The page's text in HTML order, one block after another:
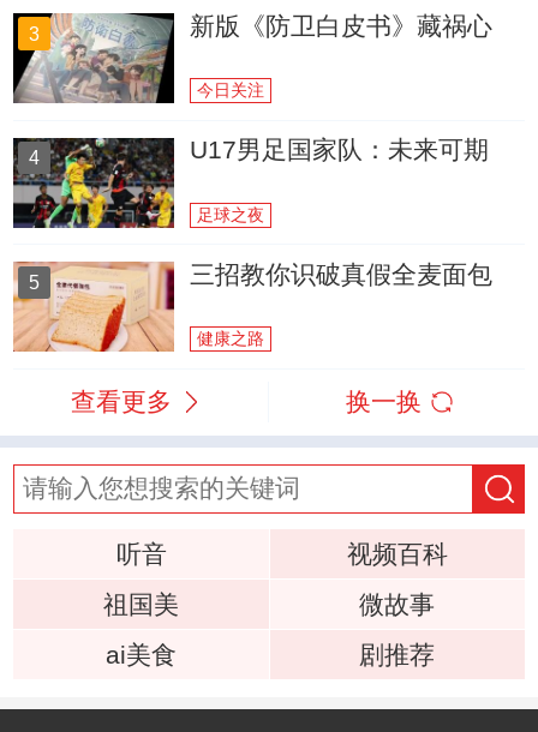
3 新版《防卫白皮书》藏祸心
今日关注
4 U17男足国家队：未来可期
足球之夜
5 三招教你识破真假全麦面包
健康之路
查看更多 换一换
听音
视频百科
祖国美
微故事
ai美食
剧推荐